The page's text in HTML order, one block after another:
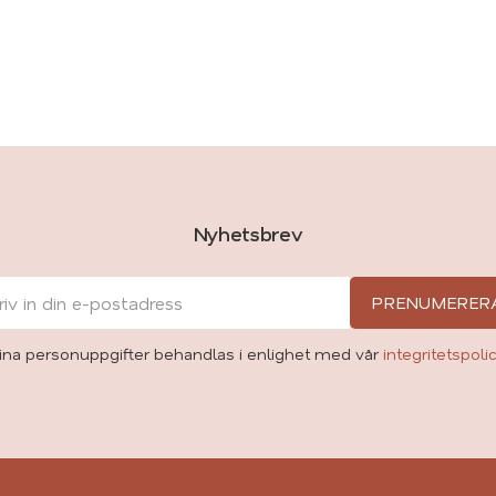
Nyhetsbrev
personuppgifter behandlas i enlighet med vår